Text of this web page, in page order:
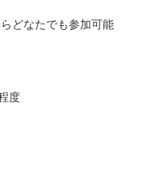
どなたでも参加可能
度